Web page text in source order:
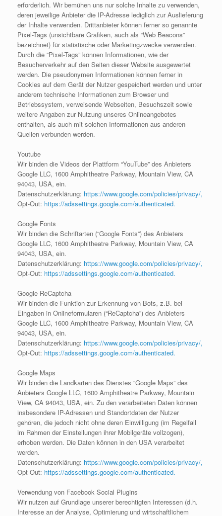
erforderlich. Wir bemühen uns nur solche Inhalte zu verwenden,
deren jeweilige Anbieter die IP-Adresse lediglich zur Auslieferung
der Inhalte verwenden. Drittanbieter können ferner so genannte
Pixel-Tags (unsichtbare Grafiken, auch als “Web Beacons”
bezeichnet) für statistische oder Marketingzwecke verwenden.
Durch die “Pixel-Tags” können Informationen, wie der
Besucherverkehr auf den Seiten dieser Website ausgewertet
werden. Die pseudonymen Informationen können ferner in
Cookies auf dem Gerät der Nutzer gespeichert werden und unter
anderem technische Informationen zum Browser und
Betriebssystem, verweisende Webseiten, Besuchszeit sowie
weitere Angaben zur Nutzung unseres Onlineangebotes
enthalten, als auch mit solchen Informationen aus anderen
Quellen verbunden werden.
Youtube
Wir binden die Videos der Plattform “YouTube” des Anbieters
Google LLC, 1600 Amphitheatre Parkway, Mountain View, CA
94043, USA, ein.
Datenschutzerklärung: https://www.google.com/policies/privacy/,
Opt-Out: https://adssettings.google.com/authenticated.
Google Fonts
Wir binden die Schriftarten (“Google Fonts”) des Anbieters
Google LLC, 1600 Amphitheatre Parkway, Mountain View, CA
94043, USA, ein.
Datenschutzerklärung: https://www.google.com/policies/privacy/,
Opt-Out: https://adssettings.google.com/authenticated.
Google ReCaptcha
Wir binden die Funktion zur Erkennung von Bots, z.B. bei
Eingaben in Onlineformularen (“ReCaptcha”) des Anbieters
Google LLC, 1600 Amphitheatre Parkway, Mountain View, CA
94043, USA, ein.
Datenschutzerklärung: https://www.google.com/policies/privacy/,
Opt-Out: https://adssettings.google.com/authenticated.
Google Maps
Wir binden die Landkarten des Dienstes “Google Maps” des
Anbieters Google LLC, 1600 Amphitheatre Parkway, Mountain
View, CA 94043, USA, ein. Zu den verarbeiteten Daten können
insbesondere IP-Adressen und Standortdaten der Nutzer
gehören, die jedoch nicht ohne deren Einwilligung (im Regelfall
im Rahmen der Einstellungen ihrer Mobilgeräte vollzogen),
erhoben werden. Die Daten können in den USA verarbeitet
werden.
Datenschutzerklärung: https://www.google.com/policies/privacy/,
Opt-Out: https://adssettings.google.com/authenticated.
Verwendung von Facebook Social Plugins
Wir nutzen auf Grundlage unserer berechtigten Interessen (d.h.
Interesse an der Analyse, Optimierung und wirtschaftlichem